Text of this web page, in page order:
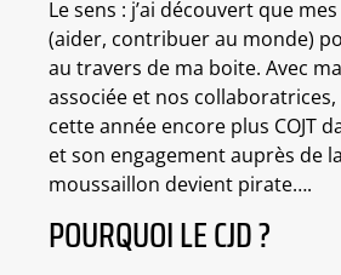
Le sens : j’ai découvert que
(aider, contribuer au monde)
au travers de ma boite. Avec
associée et nos
cette année encore plus COJT
et son engagement auprès de
moussaillon devient pirate….
POURQUOI LE CJD ?